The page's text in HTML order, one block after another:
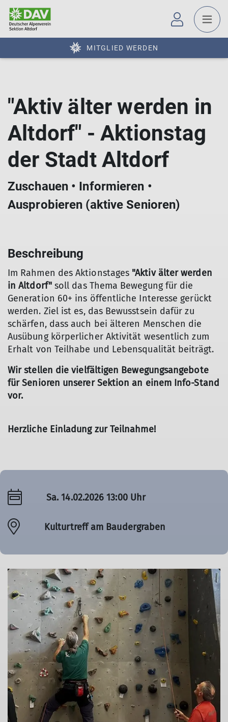
MITGLIED WERDEN
"Aktiv älter werden in
Altdorf" - Aktionstag
der Stadt Altdorf
Zuschauen • Informieren •
Ausprobieren (aktive Senioren)
Beschreibung
Im Rahmen des Aktionstages "Aktiv älter werden
in Altdorf"soll das Thema Bewegung für die
Generation 60+ ins öffentliche Interesse gerückt
werden. Ziel ist es, das Bewusstsein dafür zu
schärfen, dass auch bei älteren Menschen die
Ausübung körperlicher Aktivität wesentlich zum
Erhalt von Teilhabe und Lebensqualität beiträgt.
Wir stellen die vielfältigen Bewegungsangebote
für Senioren unserer Sektion an einem Info-Stand
vor.
Herzliche Einladung zur Teilnahme!
Sa. 14.02.2026 13:00 Uhr
Kulturtreff am Baudergraben